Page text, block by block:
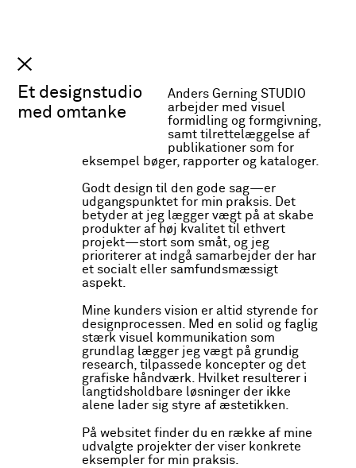
Anders Gerning
STUDIO
Et designstudio
med omtanke
Anders Gerning STUDIO
arbejder med visuel
formidling og formgivning,
samt tilrettelæggelse af
publikationer som for
eksempel bøger, rapporter og kataloger.
Godt design til den gode sag—er
udgangspunktet for min praksis. Det
betyder at jeg lægger vægt på at skabe
produkter af høj kvalitet til ethvert
projekt—stort som småt, og jeg
prioriterer at indgå samarbejder der har
et socialt eller samfundsmæssigt
aspekt.
Mine kunders vision er altid styrende for
designprocessen. Med en solid og faglig
stærk visuel kommunikation som
grundlag lægger jeg vægt på grundig
research, tilpassede koncepter og det
grafiske håndværk. Hvilket resulterer i
langtidsholdbare løsninger der ikke
alene lader sig styre af æstetikken.
På websitet finder du en række af mine
udvalgte projekter der viser konkrete
eksempler for min praksis.
Finn C Peper
Visuel identitet for
og video for kunder som
Another Aspect, Vogue,
Ganni, Tekla og Numero.
Identiteten afspejler hans
direkte og skarpe tilgang til mediet, hans
danske ophav og kærlighed til det
analoge fotografi.
mellemformatet med en glossy forside
og en mat bagside ligesom klassisk
fotopapir.